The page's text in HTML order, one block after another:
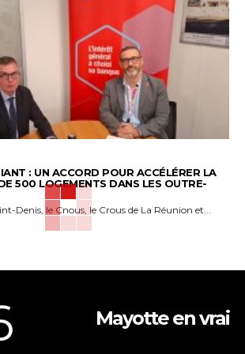
: UN ACCORD POUR ACCÉLÉRER LA
500 LOGEMENTS DANS LES OUTRE-
Denis, le Cnous, le Crous de La Réunion et...
Mayotte en vrai